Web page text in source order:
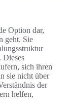
Option dar,
geht. Sie
Dieses
sich ihren
sie nicht über
der
helfen,